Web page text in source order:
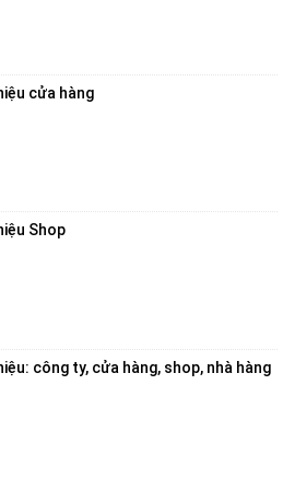
cửa hàng
Shop
công ty, cửa hàng, shop, nhà hàng